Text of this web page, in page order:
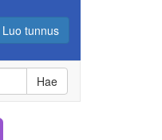
Luo tunnus
Hae